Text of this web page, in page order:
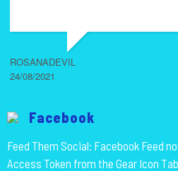
ROSANADEVIL
24/08/2021
Facebook
Feed Them Social: Facebook Feed
Access Token from the Gear Icon Tab.